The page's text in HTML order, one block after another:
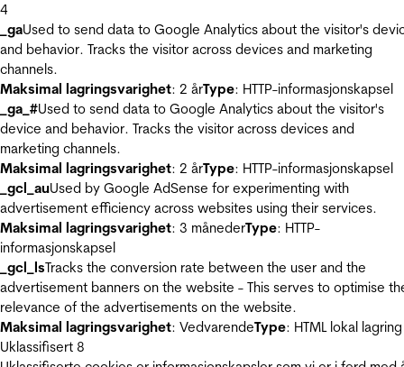
4
_gaUsed to send data to Google Analytics about the visitor's
and behavior. Tracks the visitor across devices and marketing
channels.
Maksimal lagringsvarighet: 2 årType: HTTP-informasjonskapsel
_ga_#Used to send data to Google Analytics about the visitor's
device and behavior. Tracks the visitor across devices and
marketing channels.
Maksimal lagringsvarighet: 2 årType: HTTP-informasjonskapsel
_gcl_auUsed by Google AdSense for experimenting with
advertisement efficiency across websites using their services.
Maksimal lagringsvarighet: 3 månederType: HTTP-
informasjonskapsel
_gcl_lsTracks the conversion rate between the user and the
advertisement banners on the website - This serves to optimise
relevance of the advertisements on the website.
Maksimal lagringsvarighet: VedvarendeType: HTML lokal lagring
Uklassifisert 8